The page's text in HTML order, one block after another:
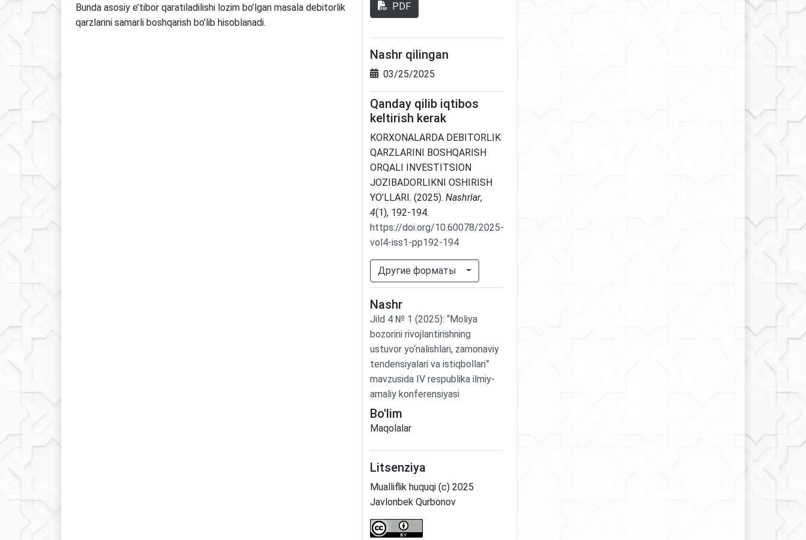
Bunda asosiy e’tibor qaratiladilishi lozim bo’lgan masala debitorlik
qarzlarini samarli boshqarish bo’lib hisoblanadi.
PDF
Nashr qilingan
03/25/2025
Qanday qilib iqtibos
keltirish kerak
KORXONALARDA DEBITORLIK
QARZLARINI BOSHQARISH
ORQALI INVESTITSION
JOZIBADORLIKNI OSHIRISH
YO’LLARI. (2025). Nashrlar,
4(1), 192-194.
https://doi.org/10.60078/2025-
vol4-iss1-pp192-194
Другие форматы
Nashr
Jild 4№ 1 (2025): “Moliya
bozorini rivojlantirishning
ustuvor yo‘nalishlari, zamonaviy
tendensiyalari va istiqbollari”
mavzusida IV respublika ilmiy-
amaliy konferensiyasi
Bo'lim
Maqolalar
Litsenziya
Mualliflik huquqi (c) 2025
Javlonbek Qurbonov